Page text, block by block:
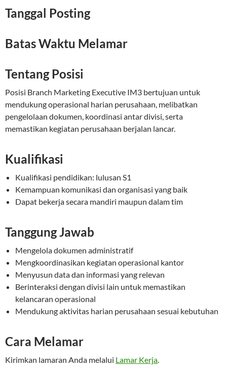
Tanggal Posting
Batas Waktu Melamar
Tentang Posisi
Posisi Branch Marketing Executive IM3 bertujuan untuk
mendukung operasional harian perusahaan, melibatkan
pengelolaan dokumen, koordinasi antar divisi, serta
memastikan kegiatan perusahaan berjalan lancar.
Kualifikasi
Kualifikasi pendidikan: lulusan S1
Kemampuan komunikasi dan organisasi yang baik
Dapat bekerja secara mandiri maupun dalam tim
Tanggung Jawab
Mengelola dokumen administratif
Mengkoordinasikan kegiatan operasional kantor
Menyusun data dan informasi yang relevan
Berinteraksi dengan divisi lain untuk memastikan
kelancaran operasional
Mendukung aktivitas harian perusahaan sesuai kebutuhan
Cara Melamar
Kirimkan lamaran Anda melalui Lamar Kerja.